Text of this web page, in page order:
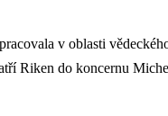
v oblasti
Riken do koncernu